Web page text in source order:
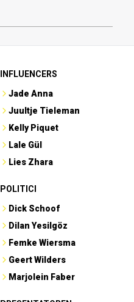
INFLUENCERS
Jade Anna
Juultje Tieleman
Kelly Piquet
Lale Gül
Lies Zhara
POLITICI
Dick Schoof
Dilan Yesilgöz
Femke Wiersma
Geert Wilders
Marjolein Faber